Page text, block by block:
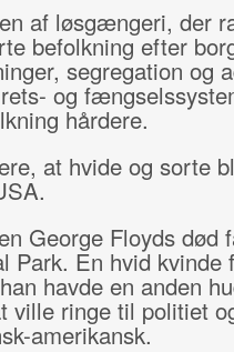
af løsgængeri, der
befolkning efter
segregation og
og
hårdere.
at hvide og sorte
George Floyds død
Park. En hvid kvinde
havde en anden
ville ringe til politiet
amerikansk.